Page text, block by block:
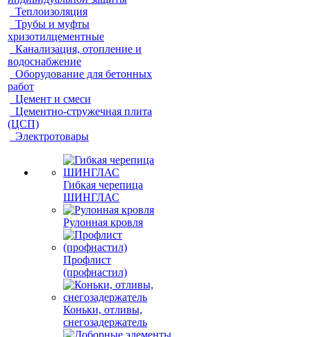
Теплоизоляция
Трубы и муфты
хризотилцементные
Канализация, отопление и
водоснабжение
Оборудование для бетонных
работ
Цемент и смеси
Цементно-стружечная плита
(ЦСП)
Электротовары
Гибкая черепица
ШИНГЛАС
Рулонная кровля
Профлист
(профнастил)
Коньки, отливы,
снегозадержатель